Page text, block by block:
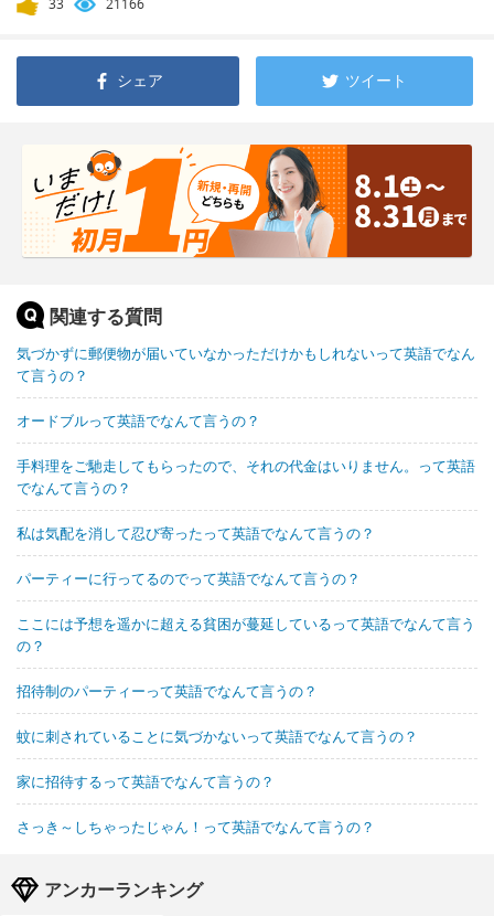
シェア ツイート
関連する質問
気づかずに郵便物が届いていなかっただけかもしれないって英語でなん
て言うの？
オードブルって英語でなんて言うの？
手料理をご馳走してもらったので、それの代金はいりません。って英語
でなんて言うの？
私は気配を消して忍び寄ったって英語でなんて言うの？
パーティーに行ってるのでって英語でなんて言うの？
ここには予想を遥かに超える貧困が蔓延しているって英語でなんて言う
の？
招待制のパーティーって英語でなんて言うの？
蚊に刺されていることに気づかないって英語でなんて言うの？
家に招待するって英語でなんて言うの？
さっき～しちゃったじゃん！って英語でなんて言うの？
アンカーランキング